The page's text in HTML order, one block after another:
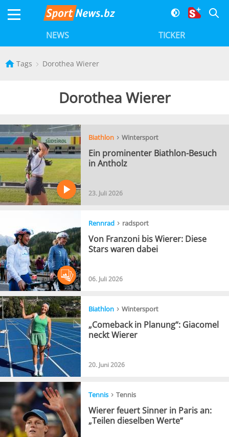
NEWS TICKER
Tags Dorothea Wierer
Dorothea Wierer
Biathlon › Wintersport
Ein prominenter Biathlon-Besuch
in Antholz
23. Juli 2026
Rennrad › radsport
Von Franzoni bis Wierer: Diese
Stars waren dabei
06. Juli 2026
Biathlon › Wintersport
„Comeback in Planung“: Giacomel
neckt Wierer
20. Juni 2026
Tennis › Tennis
Wierer feuert Sinner in Paris an:
„Teilen dieselben Werte“